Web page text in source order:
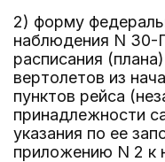
2) форму
наблюдения N 30-
расписания
вертолетов из
пунктов рейса
принадлежности
указания по ее
приложению N 2 к